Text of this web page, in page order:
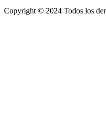
Copyright © 2024 Todos los